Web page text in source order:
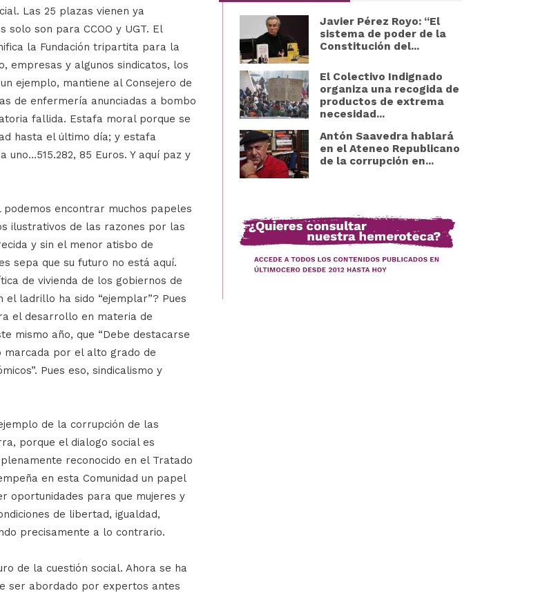
Las 25 plazas vienen ya
son para CCOO y UGT. El
la Fundación tripartita para la
empresas y algunos sindicatos, los
ejemplo, mantiene al Consejero de
de enfermería anunciadas a bombo
fallida. Estafa moral porque se
hasta el último día; y estafa
uno…515.282, 85 Euros. Y aquí paz y
podemos encontrar muchos papeles
ilustrativos de las razones por las
y sin el menor atisbo de
sepa que su futuro no está aquí.
de vivienda de los gobiernos de
el ladrillo ha sido “ejemplar”? Pues
el desarrollo en materia de
mismo año, que “Debe destacarse
marcada por el alto grado de
Pues eso, sindicalismo y
de la corrupción de las
porque el dialogo social es
reconocido en el Tratado
en esta Comunidad un papel
oportunidades para que mujeres y
de libertad, igualdad,
precisamente a lo contrario.
de la cuestión social. Ahora se ha
ser abordado por expertos antes
Javier Pérez Royo: “El
sistema de poder de la
Constitución del...
El Colectivo Indignado
organiza una recogida de
productos de extrema
necesidad...
Antón Saavedra hablará
en el Ateneo Republicano
de la corrupción en...